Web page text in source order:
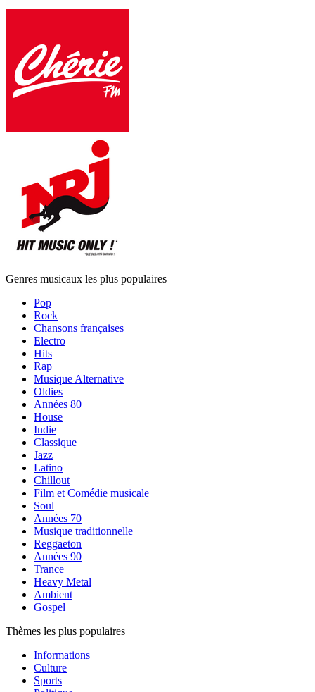
Genres musicaux les plus populaires
Pop
Rock
Chansons françaises
Electro
Hits
Rap
Musique Alternative
Oldies
Années 80
House
Indie
Classique
Jazz
Latino
Chillout
Film et Comédie musicale
Soul
Années 70
Musique traditionnelle
Reggaeton
Années 90
Trance
Heavy Metal
Ambient
Gospel
Thèmes les plus populaires
Informations
Culture
Sports